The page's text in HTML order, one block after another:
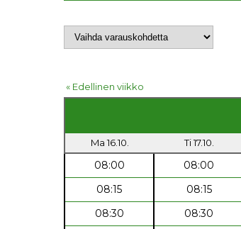
« Edellinen viikko
Ma 16.10. Ti 17.10.
08:00 08:00
08:15
08:15
08:30
08:30